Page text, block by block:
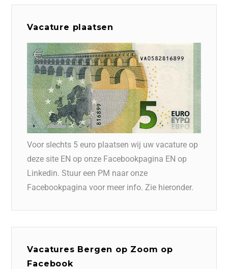
Vacature plaatsen
Voor slechts 5 euro plaatsen wij uw vacature op
deze site EN op onze Facebookpagina EN op
Linkedin. Stuur een PM naar onze
Facebookpagina voor meer info. Zie hieronder.
Vacatures Bergen op Zoom op
Facebook